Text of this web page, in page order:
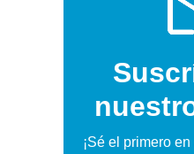
¡Sé el primero